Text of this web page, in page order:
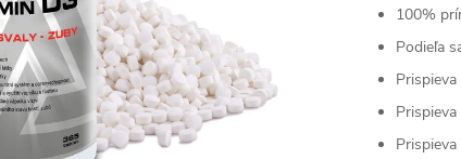
100%
Podieľa
Prispieva